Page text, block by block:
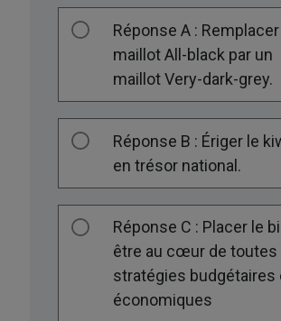
Réponse A :
maillot All-black par un
maillot Very-dark-grey.
Réponse B : Ériger le
en trésor national.
Réponse C : Placer le
être au cœur de toutes
stratégies budgétaires
économiques